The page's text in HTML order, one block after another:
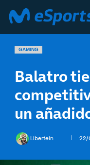
GAMING
Balatro
un
Libertein 22/